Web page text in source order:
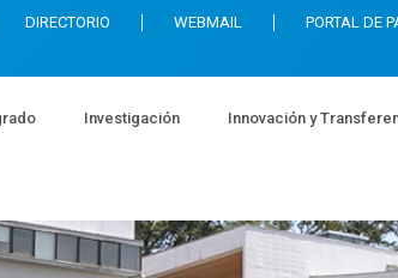
DIRECTORIO WEBMAIL PORTAL DE
Investigación Innovación y